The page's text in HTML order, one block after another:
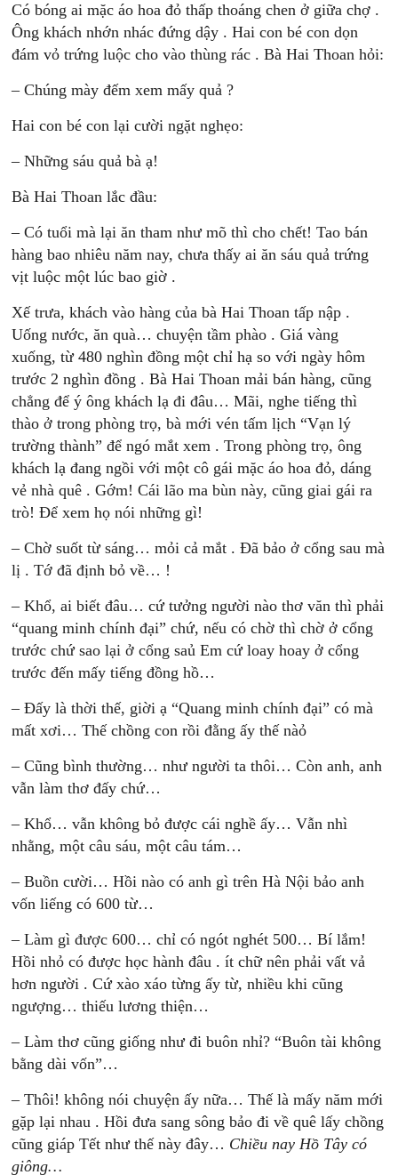
Có bóng ai mặc áo hoa đỏ thấp thoáng chen ở giữa chợ .
Ông khách nhớn nhác đứng dậy . Hai con bé con dọn
đám vỏ trứng luộc cho vào thùng rác . Bà Hai Thoan hỏi:
– Chúng mày đếm xem mấy quả ?
Hai con bé con lại cười ngặt nghẹo:
– Những sáu quả bà ạ!
Bà Hai Thoan lắc đầu:
– Có tuổi mà lại ăn tham như mõ thì cho chết! Tao bán
hàng bao nhiêu năm nay, chưa thấy ai ăn sáu quả trứng
vịt luộc một lúc bao giờ .
Xế trưa, khách vào hàng của bà Hai Thoan tấp nập .
Uống nước, ăn quà… chuyện tầm phào . Giá vàng
xuống, từ 480 nghìn đồng một chỉ hạ so với ngày hôm
trước 2 nghìn đồng . Bà Hai Thoan mải bán hàng, cũng
chẳng để ý ông khách lạ đi đâu… Mãi, nghe tiếng thì
thào ở trong phòng trọ, bà mới vén tấm lịch “Vạn lý
trường thành” để ngó mắt xem . Trong phòng trọ, ông
khách lạ đang ngồi với một cô gái mặc áo hoa đỏ, dáng
vẻ nhà quê . Gớm! Cái lão ma bùn này, cũng giai gái ra
trò! Để xem họ nói những gì!
– Chờ suốt từ sáng… mỏi cả mắt . Đã bảo ở cổng sau mà
lị . Tớ đã định bỏ về… !
– Khổ, ai biết đâu… cứ tưởng người nào thơ văn thì phải
“quang minh chính đại” chứ, nếu có chờ thì chờ ở cổng
trước chứ sao lại ở cổng saủ Em cứ loay hoay ở cổng
trước đến mấy tiếng đồng hồ…
– Đấy là thời thế, giời ạ “Quang minh chính đại” có mà
mất xơi… Thế chồng con rồi đằng ấy thế nàỏ
– Cũng bình thường… như người ta thôi… Còn anh, anh
vẫn làm thơ đấy chứ…
– Khổ… vẫn không bỏ được cái nghề ấy… Vẫn nhì
nhằng, một câu sáu, một câu tám…
– Buồn cười… Hồi nào có anh gì trên Hà Nội bảo anh
vốn liếng có 600 từ…
– Làm gì được 600… chỉ có ngót nghét 500… Bí lắm!
Hồi nhỏ có được học hành đâu . ít chữ nên phải vất vả
hơn người . Cứ xào xáo từng ấy từ, nhiều khi cũng
ngượng… thiếu lương thiện…
– Làm thơ cũng giống như đi buôn nhỉ? “Buôn tài không
bằng dài vốn”…
– Thôi! không nói chuyện ấy nữa… Thế là mấy năm mới
gặp lại nhau . Hồi đưa sang sông bảo đi về quê lấy chồng
cũng giáp Tết như thế này đây… Chiều nay Hồ Tây có
giông…